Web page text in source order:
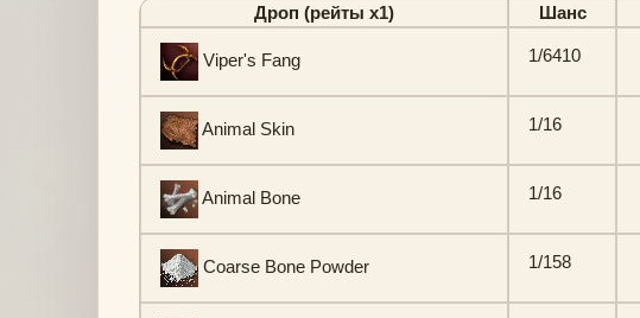
Дроп (рейты х1) Шанс
Viper's Fang 1/6410
Animal Skin 1/16
Animal Bone 1/16
Coarse Bone Powder 1/158